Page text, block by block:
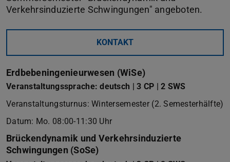
Verkehrsinduzierte Schwingungen" angeboten.
KONTAKT
Erdbebeningenieurwesen (WiSe)
Veranstaltungssprache: deutsch | 3 CP | 2 SWS
Veranstaltungsturnus: Wintersemester (2. Semesterhälfte)
Datum: Mo. 08:00-11:30 Uhr
Brückendynamik und Verkehrsinduzierte
Schwingungen (SoSe)